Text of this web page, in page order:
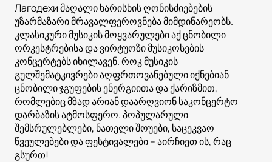
Лагодехи მაღალი ხარისხის ღონისძიებების
უზარმაზარი მრავალფეროვნება მიმდინარეობს.
კლასიკური მუსიკის მოყვარულები აქ ცნობილი
ორკესტრებისა და ვირტუოზი მუსიკოსების
კონცერტებს იხილავენ. როკ მუსიკის
გულშემატკივრები აღფრთოვანებული იქნებიან
ცნობილი ჯგუფების ენერგიითა და ქარიზმით,
რომლებიც მზად არიან დაარღვიონ საკონცერტო
დარბაზის ატმოსფერო. პოპულარული
შემსრულებლები, ნათელი შოუები, საცეკვაო
წვეულებები და ფესტივალები – აირჩიეთ ის, რაც
გსურთ!